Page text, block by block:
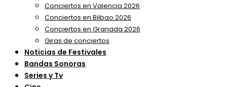
Conciertos en Valencia 2026
Conciertos en Bilbao 2026
Conciertos en Granada 2026
Giras de conciertos
Noticias de Festivales
Bandas Sonoras
Series y Tv